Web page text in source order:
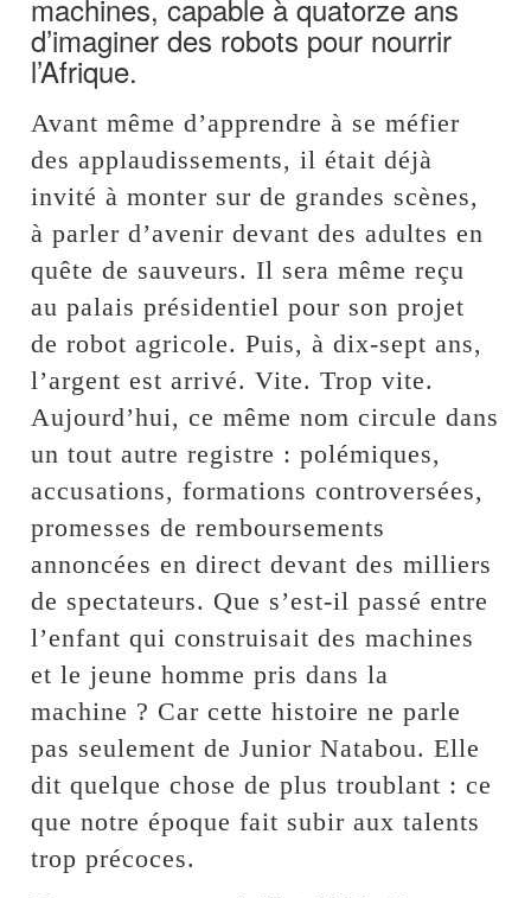
machines, capable à quatorze ans
d’imaginer des robots pour nourrir
l’Afrique.
Avant même d’apprendre à se méfier
des applaudissements, il était déjà
invité à monter sur de grandes scènes,
à parler d’avenir devant des adultes en
quête de sauveurs. Il sera même reçu
au palais présidentiel pour son projet
de robot agricole. Puis, à dix-sept ans,
l’argent est arrivé. Vite. Trop vite.
Aujourd’hui, ce même nom circule dans
un tout autre registre : polémiques,
accusations, formations controversées,
promesses de remboursements
annoncées en direct devant des milliers
de spectateurs. Que s’est-il passé entre
l’enfant qui construisait des machines
et le jeune homme pris dans la
machine ? Car cette histoire ne parle
pas seulement de Junior Natabou. Elle
dit quelque chose de plus troublant : ce
que notre époque fait subir aux talents
trop précoces.